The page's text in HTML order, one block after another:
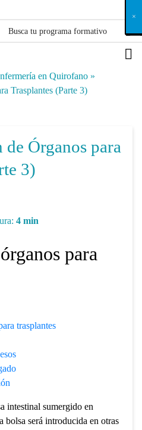
en Quirofano »
Trasplantes (Parte 3)
Órganos para
3)
4 min
para
trasplantes
intestinal sumergido en
bolsa será introducida en otras
X
×
×
×
×
×
×
×
×
×
×
×
×
×
×
×
×
×
×
×
×
×
×
×
×
×
×
×
×
×
×
×
×
×
×
×
×
×
×
×
×
×
×
×
×
×
×
×
×
×
×
×
×
×
×
×
×
×
×
×
×
×
×
×
×
×
×
×
×
×
×
×
×
×
×
×
×
×
×
×
×
×
×
×
×
×
×
×
×
×
×
×
×
×
×
×
×
×
×
×
×
×
×
×
×
×
×
×
×
×
×
×
×
×
×
×
×
×
×
×
×
×
×
×
×
×
×
×
×
×
×
×
×
×
×
×
×
×
×
×
×
×
×
×
×
×
×
×
×
×
×
×
×
×
×
×
×
×
×
×
×
×
×
×
×
×
×
×
×
×
×
×
×
×
×
×
×
×
×
×
×
×
×
×
×
×
×
×
×
×
×
×
×
×
×
×
×
×
×
×
×
×
×
×
×
×
×
×
×
×
×
×
×
×
×
×
×